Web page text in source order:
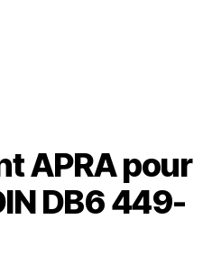
APRA pour
DB6 449-